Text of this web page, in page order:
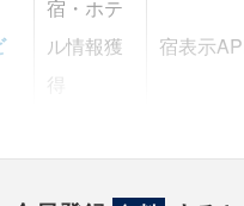
宿・ホテ
ル情報獲
得
宿表示